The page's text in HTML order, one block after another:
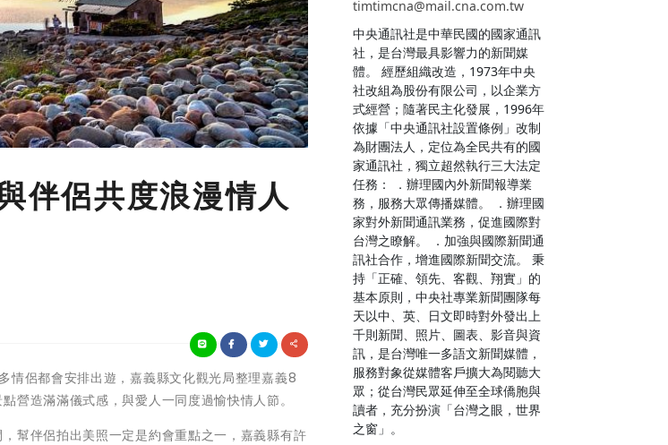
伴侶共度浪漫情人
侶都會安排出遊，嘉義縣文化觀光局整理嘉義8
營造滿滿儀式感，與愛人一同度過愉快情人節。
幫伴侶拍出美照一定是約會重點之一，嘉義縣有許
timtimcna@mail.cna.com.tw
中央通訊社是中華民國的國家通訊
社，是台灣最具影響力的新聞媒
體。 經歷組織改造，1973年中央
社改組為股份有限公司，以企業方
式經營；隨著民主化發展，1996年
依據「中央通訊社設置條例」改制
為財團法人，定位為全民共有的國
家通訊社，獨立超然執行三大法定
任務： ．辦理國內外新聞報導業
務，服務大眾傳播媒體。 ．辦理國
家對外新聞通訊業務，促進國際對
台灣之瞭解。 ．加強與國際新聞通
訊社合作，增進國際新聞交流。 秉
持「正確、領先、客觀、翔實」的
基本原則，中央社專業新聞團隊每
天以中、英、日文即時對外發出上
千則新聞、照片、圖表、影音與資
訊，是台灣唯一多語文新聞媒體，
服務對象從媒體客戶擴大為閱聽大
眾；從台灣民眾延伸至全球僑胞與
讀者，充分扮演「台灣之眼，世界
之窗」。